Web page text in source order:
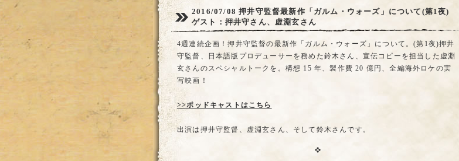
2016/07/08押井守監督最新作「ガルム・ウォーズ」について(第1夜)
ゲスト：押井守さん、虚淵玄さん
4週連続企画！押井守監督の最新作「ガルム・ウォーズ」について。(第1夜)押井
守監督、日本語版プロデューサーを務めた鈴木さん、宣伝コピーを担当した虚淵
玄さんのスペシャルトークを。構想 15 年、製作費 20 億円、全編海外ロケの実
写映画！
>>ポッドキャストはこちら
出演は押井守監督、虚淵玄さん、そして鈴木さんです。